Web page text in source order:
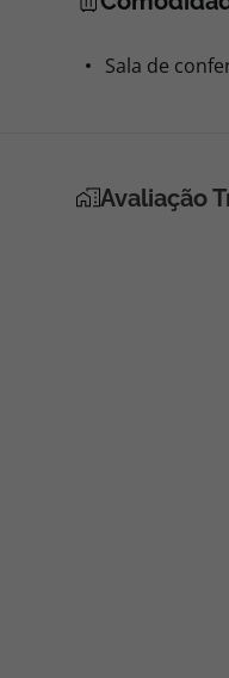
Sala de
Avaliação